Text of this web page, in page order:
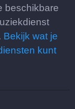
beschikbare
Bekijk wat je
kunt